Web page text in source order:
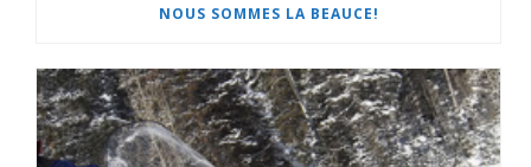
NOUS SOMMES LA BEAUCE!